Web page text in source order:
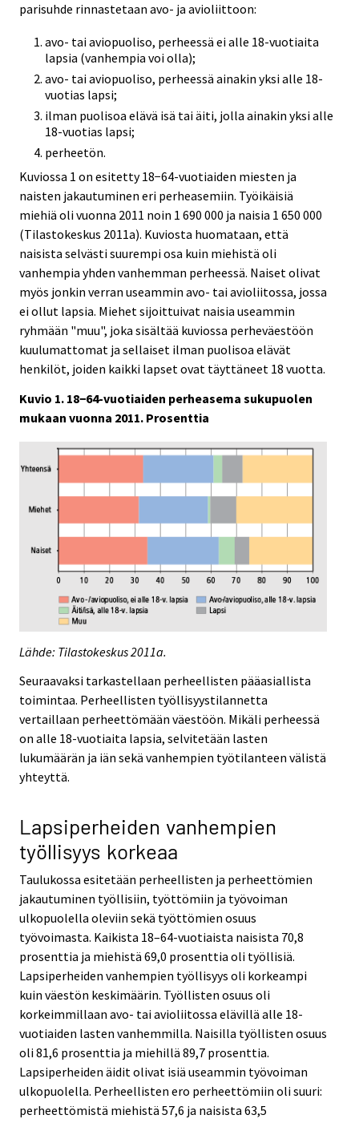
parisuhde rinnastetaan avo- ja avioliittoon:
avo- tai aviopuoliso, perheessä ei alle 18-vuotiaita
lapsia (vanhempia voi olla);
avo- tai aviopuoliso, perheessä ainakin yksi alle 18-
vuotias lapsi;
ilman puolisoa elävä isä tai äiti, jolla ainakin yksi alle
18-vuotias lapsi;
perheetön.
Kuviossa 1 on esitetty 18−64-vuotiaiden miesten ja
naisten jakautuminen eri perheasemiin. Työikäisiä
miehiä oli vuonna 2011 noin 1 690 000 ja naisia 1 650 000
(Tilastokeskus 2011a). Kuviosta huomataan, että
naisista selvästi suurempi osa kuin miehistä oli
vanhempia yhden vanhemman perheessä. Naiset olivat
myös jonkin verran useammin avo- tai avioliitossa, jossa
ei ollut lapsia. Miehet sijoittuivat naisia useammin
ryhmään "muu", joka sisältää kuviossa perheväestöön
kuulumattomat ja sellaiset ilman puolisoa elävät
henkilöt, joiden kaikki lapset ovat täyttäneet 18 vuotta.
Kuvio 1. 18−64-vuotiaiden perheasema sukupuolen
mukaan vuonna 2011. Prosenttia
Lähde: Tilastokeskus 2011a.
Seuraavaksi tarkastellaan perheellisten pääasiallista
toimintaa. Perheellisten työllisyystilannetta
vertaillaan perheettömään väestöön. Mikäli perheessä
on alle 18-vuotiaita lapsia, selvitetään lasten
lukumäärän ja iän sekä vanhempien työtilanteen välistä
yhteyttä.
Lapsiperheiden vanhempien
työllisyys korkeaa
Taulukossa esitetään perheellisten ja perheettömien
jakautuminen työllisiin, työttömiin ja työvoiman
ulkopuolella oleviin sekä työttömien osuus
työvoimasta. Kaikista 18–64-vuotiaista naisista 70,8
prosenttia ja miehistä 69,0 prosenttia oli työllisiä.
Lapsiperheiden vanhempien työllisyys oli korkeampi
kuin väestön keskimäärin. Työllisten osuus oli
korkeimmillaan avo- tai avioliitossa elävillä alle 18-
vuotiaiden lasten vanhemmilla. Naisilla työllisten osuus
oli 81,6 prosenttia ja miehillä 89,7 prosenttia.
Lapsiperheiden äidit olivat isiä useammin työvoiman
ulkopuolella. Perheellisten ero perheettömiin oli suuri:
perheettömistä miehistä 57,6 ja naisista 63,5